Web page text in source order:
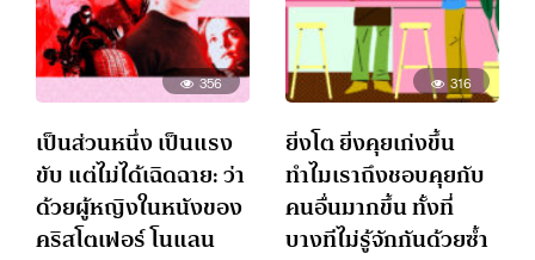
356
เป็นส่วนหนึ่ง เป็นแรง
ขับ แต่ไม่ได้เฉิดฉาย: ว่า
ด้วยผู้หญิงในหนังของ
คริสโตเฟอร์ โนแลน
316
ยิ่งโต ยิ่งคุยเก่งขึ้น
ทำไมเราถึงชอบคุยกับ
คนอื่นมากขึ้น ทั้งที่
บางทีไม่รู้จักกันด้วยซ้ำ